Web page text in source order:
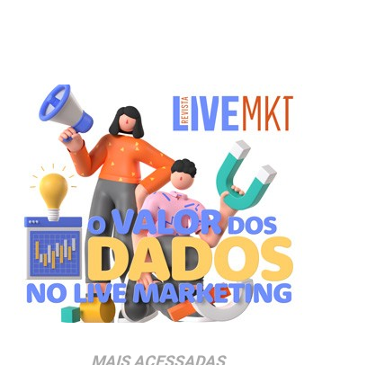
MAIS ACESSADAS